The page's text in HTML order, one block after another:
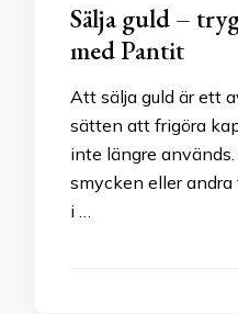
Sälja guld –
med Pantit
Att sälja guld är ett
sätten att frigöra
inte längre
smycken eller
i …